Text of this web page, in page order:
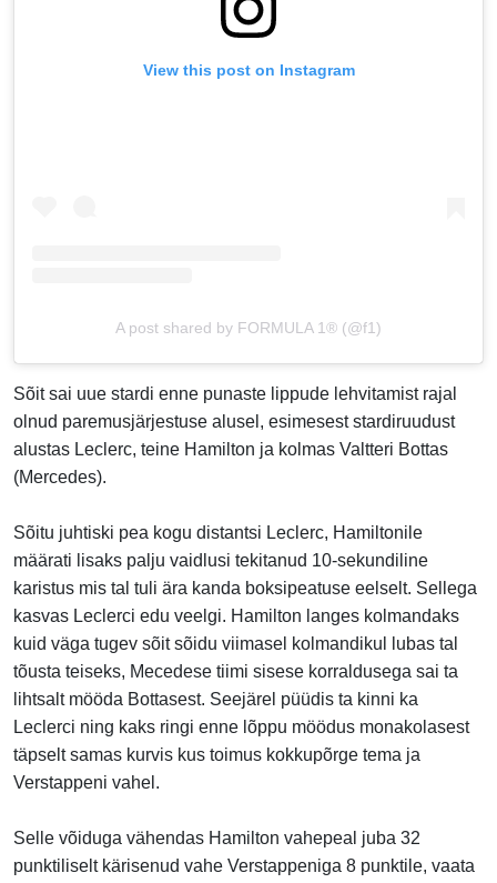
View this post on Instagram
A post shared by FORMULA 1® (@f1)
Sõit sai uue stardi enne punaste lippude lehvitamist rajal
olnud paremusjärjestuse alusel, esimesest stardiruudust
alustas Leclerc, teine Hamilton ja kolmas Valtteri Bottas
(Mercedes).
Sõitu juhtiski pea kogu distantsi Leclerc, Hamiltonile
määrati lisaks palju vaidlusi tekitanud 10-sekundiline
karistus mis tal tuli ära kanda boksipeatuse eelselt. Sellega
kasvas Leclerci edu veelgi. Hamilton langes kolmandaks
kuid väga tugev sõit sõidu viimasel kolmandikul lubas tal
tõusta teiseks, Mecedese tiimi sisese korraldusega sai ta
lihtsalt mööda Bottasest. Seejärel püüdis ta kinni ka
Leclerci ning kaks ringi enne lõppu möödus monakolasest
täpselt samas kurvis kus toimus kokkupõrge tema ja
Verstappeni vahel.
Selle võiduga vähendas Hamilton vahepeal juba 32
punktiliselt kärisenud vahe Verstappeniga 8 punktile, vaata